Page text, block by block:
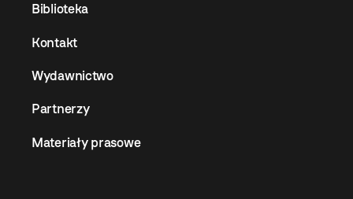
Biblioteka
Kontakt
Wydawnictwo
Partnerzy
Materiały prasowe